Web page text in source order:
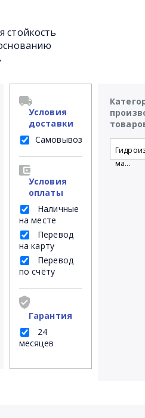
стойкость
Условия
доставки
Самовывоз
Условия
оплаты
Наличные
на месте
Перевод
на карту
Перевод
по счёту
Гарантия
24
месяцев
ма...